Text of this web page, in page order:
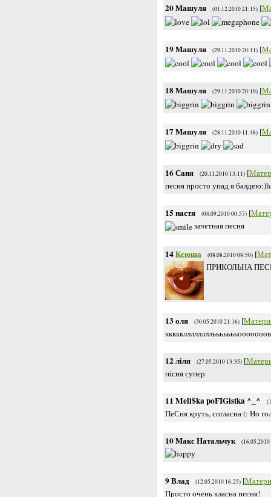
20Машуля (01.12.2010 21:15) [
19Машуля (29.11.2010 20:11) [
18Машуля (29.11.2010 20:10) [
17Машуля (28.11.2010 11:48) [
16Саня (20.11.2010 13:11) [
песня просто упад я
15 настя (04.09.2010 00:57) [
зачетная песня
14Ксюша (08.08.2010 08:50) [
ПРИКОЛЬНА
13оля (30.05.2010 21:16) [
12ліля (27.05.2010 13:35) [
пісня супер
11 Meli$ka poFIGistka ^_^
ПеСня круть, согласна (: Но
10Макс Натальчук
9Влад (12.05.2010 16:25) [
Просто очень класна песня!